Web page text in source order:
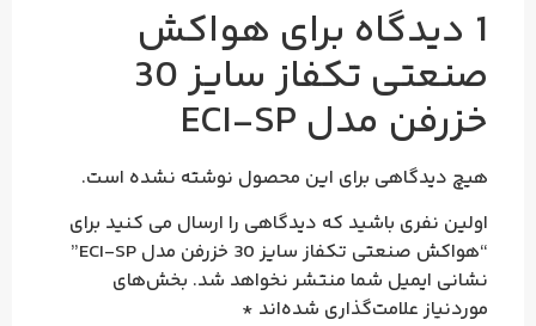
1 دیدگاه برای هواکش
صنعتی تکفاز سایز 30
خزرفن مدل ECI-SP
هیچ دیدگاهی برای این محصول نوشته نشده است.
اولین نفری باشید که دیدگاهی را ارسال می کنید برای
“هواکش صنعتی تکفاز سایز 30 خزرفن مدل ECI-SP”
نشانی ایمیل شما منتشر نخواهد شد. بخش‌های
موردنیاز علامت‌گذاری شده‌اند *